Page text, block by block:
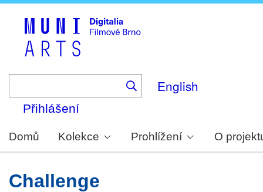
English
Přihlášení
Domů Kolekce Prohlížení O
Challenge